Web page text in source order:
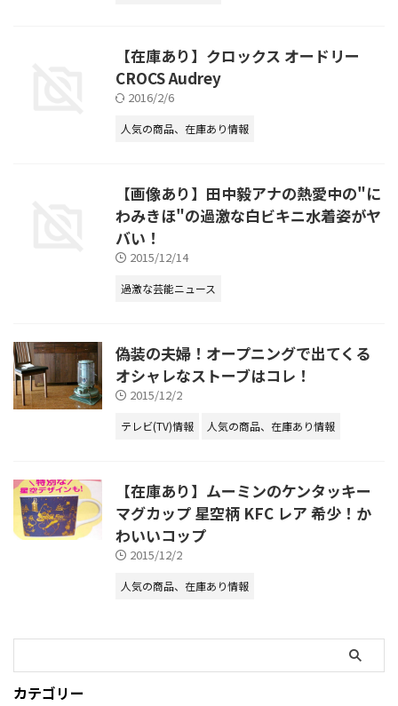
【在庫あり】クロックス オードリー
CROCS Audrey
2016/2/6
人気の商品、在庫あり情報
【画像あり】田中毅アナの熱愛中の"に
わみきほ"の過激な白ビキニ水着姿がヤ
バい！
2015/12/14
過激な芸能ニュース
偽装の夫婦！オープニングで出てくる
オシャレなストーブはコレ！
2015/12/2
テレビ(TV)情報 人気の商品、在庫あり情報
【在庫あり】ムーミンのケンタッキー
マグカップ 星空柄 KFC レア 希少！か
わいいコップ
2015/12/2
人気の商品、在庫あり情報
カテゴリー